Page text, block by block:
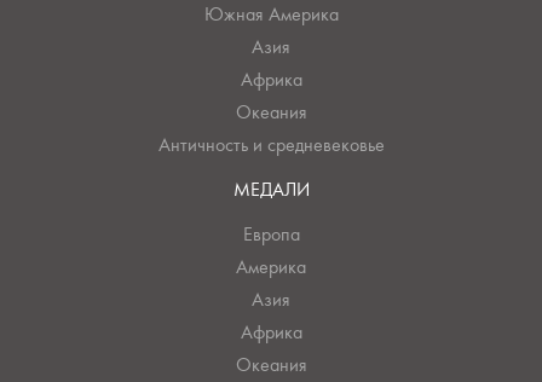
Южная Америка
Азия
Африка
Океания
Античность и средневековье
МЕДАЛИ
Европа
Америка
Азия
Африка
Океания